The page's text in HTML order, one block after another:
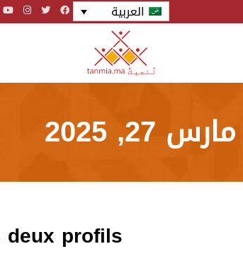
العربية
مارس 27, 2025
profils